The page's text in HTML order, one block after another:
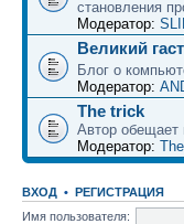
становления
Модератор:
Великий
Блог о
Модератор:
The trick
Автор обещает
Модератор:
ВХОД • РЕГИСТРАЦИЯ
Имя пользователя: